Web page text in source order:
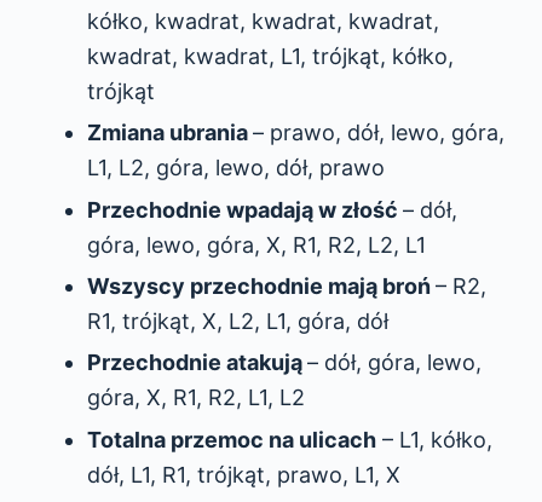
kółko, kwadrat, kwadrat, kwadrat,
kwadrat, kwadrat, L1, trójkąt, kółko,
trójkąt
Zmiana ubrania– prawo, dół, lewo, góra,
L1, L2, góra, lewo, dół, prawo
Przechodnie wpadają w złość – dół,
góra, lewo, góra, X, R1, R2, L2, L1
Wszyscy przechodnie mają broń– R2,
R1, trójkąt, X, L2, L1, góra, dół
Przechodnie atakują– dół, góra, lewo,
góra, X, R1, R2, L1, L2
Totalna przemoc na ulicach– L1, kółko,
dół, L1, R1, trójkąt, prawo, L1, X